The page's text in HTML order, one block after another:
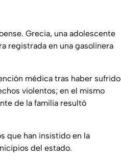
Grecia, una adolescente
registrada en una gasolinera
médica tras haber sufrido
violentos; en el mismo
de la familia resultó
que han insistido en la
del estado.